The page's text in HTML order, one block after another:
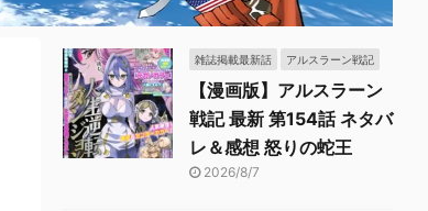
雑誌掲載最新話 アルスラーン戦記
【漫画版】アルスラーン
戦記 最新 第154話 ネタバ
レ＆感想 怒りの蛇王
2026/8/7